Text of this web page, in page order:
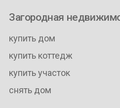
Загородная
купить дом
купить коттедж
купить участок
снять дом